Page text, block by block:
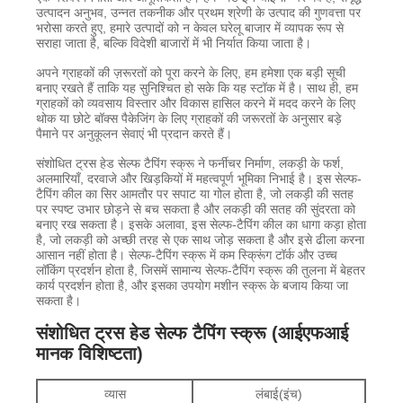
उत्पादन अनुभव, उन्नत तकनीक और प्रथम श्रेणी के उत्पाद की गुणवत्ता पर
भरोसा करते हुए, हमारे उत्पादों को न केवल घरेलू बाजार में व्यापक रूप से
सराहा जाता है, बल्कि विदेशी बाजारों में भी निर्यात किया जाता है।
अपने ग्राहकों की ज़रूरतों को पूरा करने के लिए, हम हमेशा एक बड़ी सूची
बनाए रखते हैं ताकि यह सुनिश्चित हो सके कि यह स्टॉक में है। साथ ही, हम
ग्राहकों को व्यवसाय विस्तार और विकास हासिल करने में मदद करने के लिए
थोक या छोटे बॉक्स पैकेजिंग के लिए ग्राहकों की जरूरतों के अनुसार बड़े
पैमाने पर अनुकूलन सेवाएं भी प्रदान करते हैं।
संशोधित ट्रस हेड सेल्फ टैपिंग स्क्रू ने फर्नीचर निर्माण, लकड़ी के फर्श,
अलमारियाँ, दरवाजे और खिड़कियों में महत्वपूर्ण भूमिका निभाई है। इस सेल्फ-
टैपिंग कील का सिर आमतौर पर सपाट या गोल होता है, जो लकड़ी की सतह
पर स्पष्ट उभार छोड़ने से बच सकता है और लकड़ी की सतह की सुंदरता को
बनाए रख सकता है। इसके अलावा, इस सेल्फ-टैपिंग कील का धागा कड़ा होता
है, जो लकड़ी को अच्छी तरह से एक साथ जोड़ सकता है और इसे ढीला करना
आसान नहीं होता है। सेल्फ-टैपिंग स्क्रू में कम स्क्रूिंग टॉर्क और उच्च
लॉकिंग प्रदर्शन होता है, जिसमें सामान्य सेल्फ-टैपिंग स्क्रू की तुलना में बेहतर
कार्य प्रदर्शन होता है, और इसका उपयोग मशीन स्क्रू के बजाय किया जा
सकता है।
संशोधित ट्रस हेड सेल्फ टैपिंग स्क्रू (आईएफआई
मानक विशिष्टता)
व्यास लंबाई(इंच)